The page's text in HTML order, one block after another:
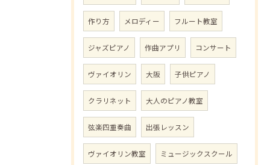
作り方 メロディー フルート教室
ジャズピアノ 作曲アプリ コンサート
ヴァイオリン 大阪 子供ピアノ
クラリネット 大人のピアノ教室
弦楽四重奏曲 出張レッスン
ヴァイオリン教室 ミュージックスクール